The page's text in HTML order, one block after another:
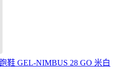
鞋 GEL-NIMBUS 28 GO 米白